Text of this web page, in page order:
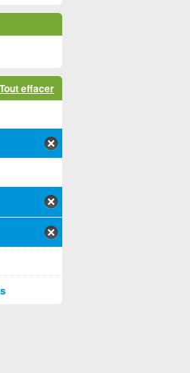
Tout effacer